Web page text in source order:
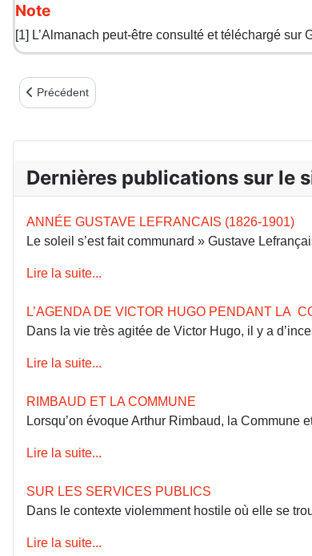
Note
[1] L’Almanach peut-être consulté et téléchargé
Article précédent : PARIS DEUX VENTES AUX
Précédent
Dernières publications sur le
ANNÉE GUSTAVE LEFRANCAIS (1826-1901)
Le soleil s’est fait communard » Gustave
Lire la suite...
L’AGENDA DE VICTOR HUGO PENDANT LA
Dans la vie très agitée de Victor Hugo, il y a
Lire la suite...
RIMBAUD ET LA COMMUNE
Lorsqu’on évoque Arthur Rimbaud, la
Lire la suite...
SUR LES SERVICES PUBLICS
Dans le contexte violemment hostile où elle se
Lire la suite...